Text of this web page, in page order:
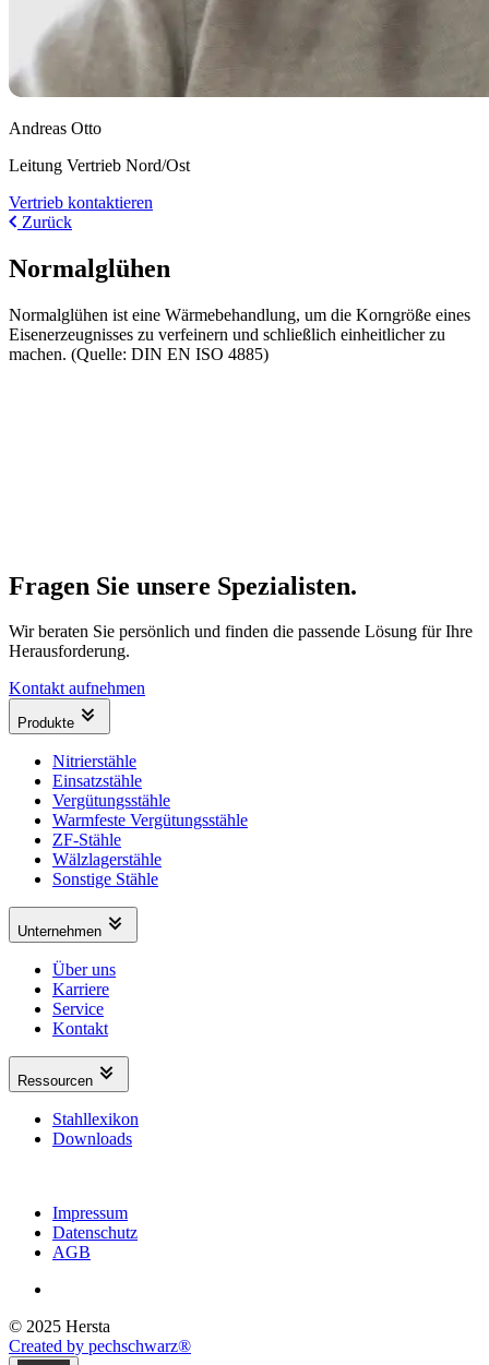
Andreas Otto
Leitung Vertrieb Nord/Ost
Vertrieb kontaktieren
Zurück
Normalglühen
Normalglühen ist eine Wärmebehandlung, um die Korngröße eines
Eisenerzeugnisses zu verfeinern und schließlich einheitlicher zu
machen. (Quelle: DIN EN ISO 4885)
Fragen Sie unsere Spezialisten.
Wir beraten Sie persönlich und finden die passende Lösung für Ihre
Herausforderung.
Kontakt aufnehmen
Produkte
Nitrierstähle
Einsatzstähle
Vergütungsstähle
Warmfeste Vergütungsstähle
ZF-Stähle
Wälzlagerstähle
Sonstige Stähle
Unternehmen
Über uns
Karriere
Service
Kontakt
Ressourcen
Stahllexikon
Downloads
Impressum
Datenschutz
AGB
© 2025 Hersta
Created by pechschwarz®